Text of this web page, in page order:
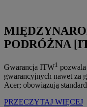
PODRÓŻNA
Gwarancja ITW1
gwarancyjnych nawet za
Acer; obowiązują
PRZECZYTAJ WIĘCEJ